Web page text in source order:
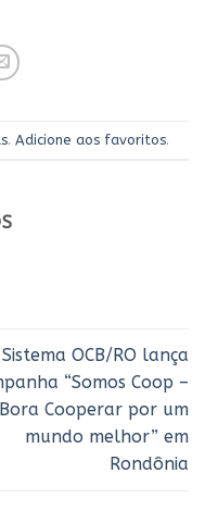
. Adicione aos favoritos.
Sistema OCB/RO lança
“Somos Coop –
Bora Cooperar por um
mundo melhor” em
Rondônia